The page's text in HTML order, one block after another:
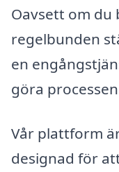
Oavsett om du
regelbunden
en
göra
Vår plattform
designad för